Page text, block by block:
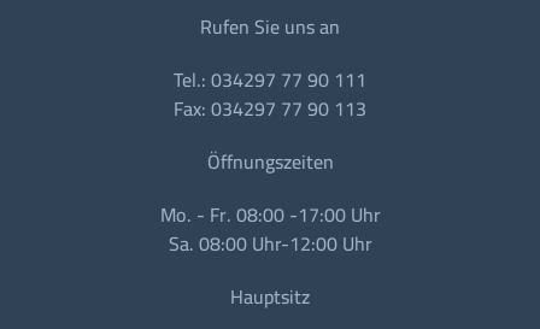
Rufen Sie uns an
Tel.: 034297 77 90 111
Fax: 034297 77 90 113
Öffnungszeiten
Mo. - Fr. 08:00 -17:00 Uhr
Sa. 08:00 Uhr-12:00 Uhr
Hauptsitz